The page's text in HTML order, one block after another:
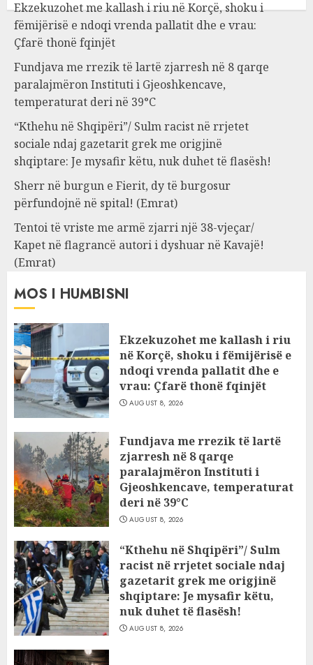
Ekzekuzohet me kallash i riu në Korçë, shoku i
fëmijërisë e ndoqi vrenda pallatit dhe e vrau:
Çfarë thonë fqinjët
Fundjava me rrezik të lartë zjarresh në 8 qarqe
paralajmëron Instituti i Gjeoshkencave,
temperaturat deri në 39°C
“Kthehu në Shqipëri”/ Sulm racist në rrjetet
sociale ndaj gazetarit grek me origjinë
shqiptare: Je mysafir këtu, nuk duhet të flasësh!
Sherr në burgun e Fierit, dy të burgosur
përfundojnë në spital! (Emrat)
Tentoi të vriste me armë zjarri një 38-vjeçar/
Kapet në flagrancë autori i dyshuar në Kavajë!
(Emrat)
MOS I HUMBISNI
Ekzekuzohet me kallash i riu
në Korçë, shoku i fëmijërisë e
ndoqi vrenda pallatit dhe e
vrau: Çfarë thonë fqinjët
AUGUST 8, 2026
Fundjava me rrezik të lartë
zjarresh në 8 qarqe
paralajmëron Instituti i
Gjeoshkencave, temperaturat
deri në 39°C
AUGUST 8, 2026
“Kthehu në Shqipëri”/ Sulm
racist në rrjetet sociale ndaj
gazetarit grek me origjinë
shqiptare: Je mysafir këtu,
nuk duhet të flasësh!
AUGUST 8, 2026